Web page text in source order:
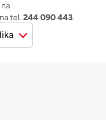
tel. 244 090 443.